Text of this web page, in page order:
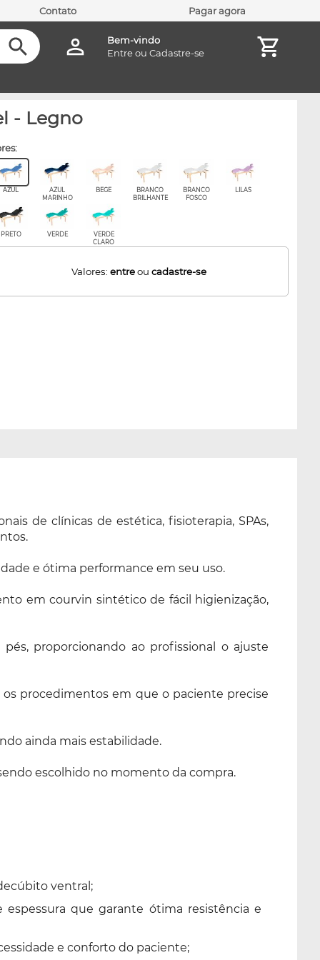
Contato Pagar agora
Bem-vindo
Entreou Cadastre-se
- Legno
AZUL
AZUL
MARINHO
BEGE
BRANCO
BRILHANTE
BRANCO
FOSCO
LILAS
PRETO VERDE
VERDE
CLARO
Valores:entreoucadastre-se
de clínicas de estética, fisioterapia, SPAs,
e ótima performance em seu uso.
em courvin sintético de fácil higienização,
proporcionando ao profissional o ajuste
procedimentos em que o paciente precise
ainda mais estabilidade.
escolhido no momento da compra.
ventral;
que garante ótima resistência e
e conforto do paciente;